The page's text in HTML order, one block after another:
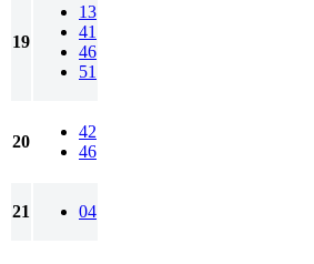
19
13
41
46
51
20
42
46
21 04